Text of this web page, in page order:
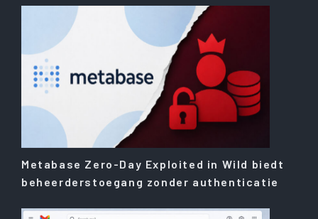
Metabase Zero-Day Exploited in Wild biedt
beheerderstoegang zonder authenticatie